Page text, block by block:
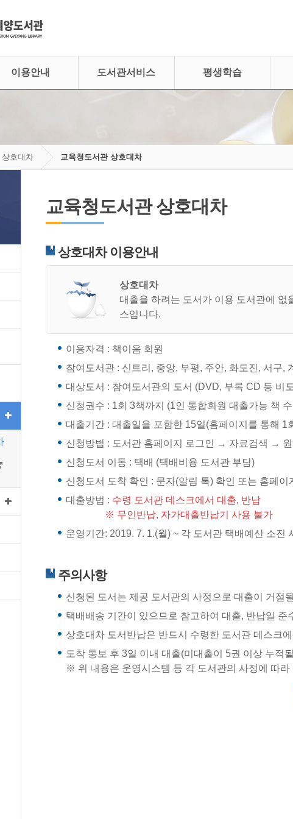
이용안내 도서관서비스 평생학습
상호대차 교육청도서관 상호대차
교육청도서관 상호대차
상호대차 이용안내
상호대차
대출을 하려는 도서가 이용 도서관에 없
스입니다.
이용자격 : 책이음 회원
참여도서관 : 신트리, 중앙, 부평, 주안, 화도진, 서구,
대상도서 : 참여도서관의 도서 (DVD, 부록 CD 등 비
신청권수 : 1회 3책까지 (1인 통합회원 대출가능 책
대출기간 : 대출일을 포함한 15일(홈페이지를 통해 1
신청방법 : 도서관 홈페이지 로그인 → 자료검색 →
신청도서 이동 : 택배 (택배비용 도서관 부담)
신청도서 도착 확인 : 문자(알림 톡) 확인 또는 홈페이
대출방법 : 수령 도서관 데스크에서 대출, 반납
※ 무인반납, 자가대출반납기 사용 불가
운영기간: 2019. 7. 1.(월) ~ 각 도서관 택배예산 소진
주의사항
신청된 도서는 제공 도서관의 사정으로 대출이 거절
택배배송 기간이 있으므로 참고하여 대출, 반납일 준
상호대차 도서반납은 반드시 수령한 도서관 데스크
도착 통보 후 3일 이내 대출(미대출이 5권 이상 누적
※ 위 내용은 운영시스템 등 각 도서관의 사정에 따라